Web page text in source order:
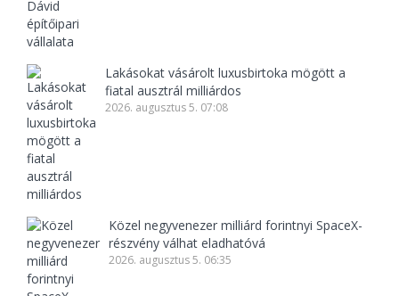
Lakásokat vásárolt luxusbirtoka mögött a
fiatal ausztrál milliárdos
2026. augusztus 5. 07:08
Közel negyvenezer milliárd forintnyi SpaceX-
részvény válhat eladhatóvá
2026. augusztus 5. 06:35